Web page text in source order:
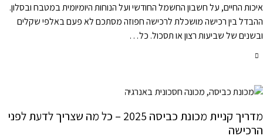
איכות החיים, על חשבון החשמל החודשי ועל הנוחות היומיומית במטבח ובסלון.
ההבדל בין רכישה מושכלת לרכישה חפוזה מסתכם לא פעם באלפי שקלים
ובשנים של שביעות רצון או תסכול. כל…
מדריך קניית מכונת כביסה 2025 – כל מה שצריך לדעת לפני
הרכישה